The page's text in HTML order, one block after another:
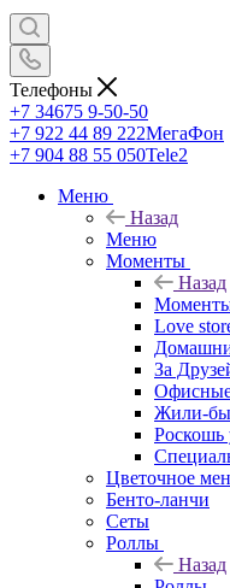
Телефоны
+7 34675 9-50-50
+7 922 44 89 222МегаФон
+7 904 88 55 050Tele2
Меню
Назад
Меню
Моменты
Назад
Love
За
Жили-
Роскошь
Цветочное
Бенто-ланчи
Сеты
Роллы
Назад